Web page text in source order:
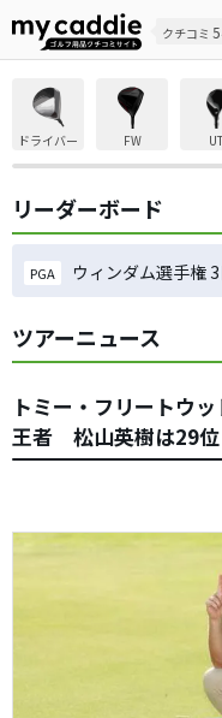
クチコミ
ドライバー FW
リーダーボード
PGA ウィンダム選手権
ツアーニュース
トミー・フリートウ
王者 松山英樹は29位